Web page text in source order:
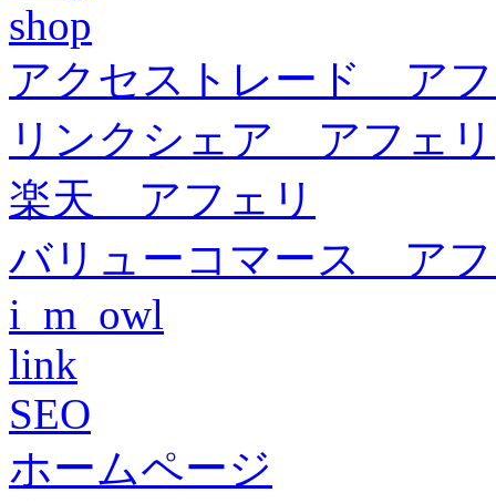
shop
アクセストレード ア
リンクシェア アフェリ
楽天 アフェリ
バリューコマース ア
i_m_owl
link
SEO
ホームページ